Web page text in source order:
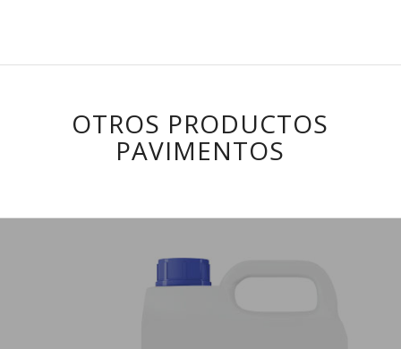
OTROS PRODUCTOS
PAVIMENTOS